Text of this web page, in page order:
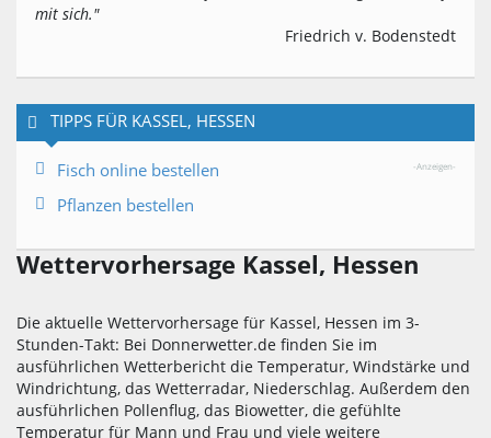
mit sich."
Friedrich v. Bodenstedt
TIPPS FÜR KASSEL, HESSEN
-Anzeigen-
Fisch online bestellen
Pflanzen bestellen
Wettervorhersage Kassel, Hessen
Die aktuelle Wettervorhersage für Kassel, Hessen im 3-
Stunden-Takt: Bei Donnerwetter.de finden Sie im
ausführlichen Wetterbericht die Temperatur, Windstärke und
Windrichtung, das Wetterradar, Niederschlag. Außerdem den
ausführlichen Pollenflug, das Biowetter, die gefühlte
Temperatur für Mann und Frau und viele weitere